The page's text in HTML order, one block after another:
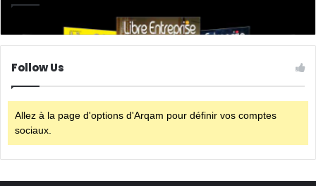
Follow Us
Allez à la page d'options d'Arqam pour définir vos comptes
sociaux.